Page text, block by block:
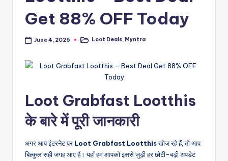
Get 88% OFF Today
June 4, 2026
PostedLoot Deals, Myntra
Loot Grabfast Lootthis
के बारे में पूरी जानकारी
अगर आप इंटरनेट पर Loot Grabfast Lootthisखोज रहे हैं, तो आप
बिल्कुल सही जगह आए हैं। यहाँ हम आपको इससे जुड़ी हर छोटी-बड़ी अपडेट